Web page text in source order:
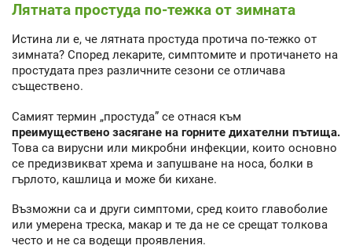
Лятната простуда по-тежка от зимната
Истина ли е, че лятната простуда протича по-тежко от
зимната? Според лекарите, симптомите и протичането на
простудата през различните сезони се отличава
съществено.
Самият термин „простуда” се отнася към
преимуществено засягане на горните дихателни пътища.
Това са вирусни или микробни инфекции, които основно
се предизвикват хрема и запушване на носа, болки в
гърлото, кашлица и може би кихане.
Възможни са и други симптоми, сред които главоболие
или умерена треска, макар и те да не се срещат толкова
често и не са водещи проявления.